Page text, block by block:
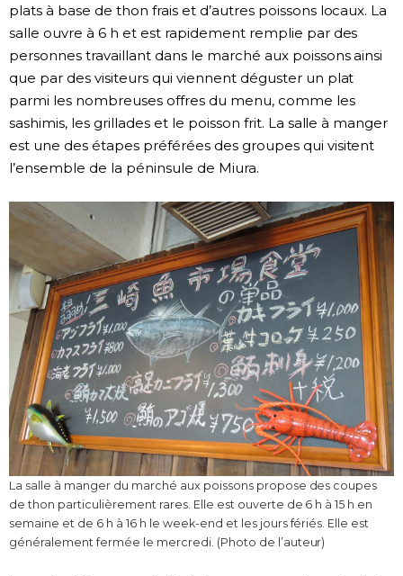
plats à base de thon frais et d’autres poissons locaux. La
salle ouvre à 6 h et est rapidement remplie par des
personnes travaillant dans le marché aux poissons ainsi
que par des visiteurs qui viennent déguster un plat
parmi les nombreuses offres du menu, comme les
sashimis, les grillades et le poisson frit. La salle à manger
est une des étapes préférées des groupes qui visitent
l’ensemble de la péninsule de Miura.
La salle à manger du marché aux poissons propose des coupes
de thon particulièrement rares. Elle est ouverte de 6 h à 15 h en
semaine et de 6 h à 16 h le week-end et les jours fériés. Elle est
généralement fermée le mercredi. (Photo de l’auteur)